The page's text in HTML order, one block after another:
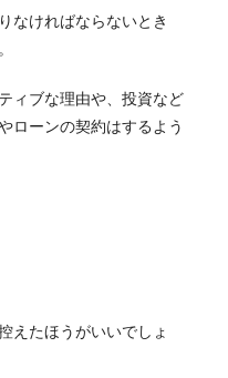
なければならないとき
ィブな理由や、投資など
ローンの契約はするよう
えたほうがいいでしょ